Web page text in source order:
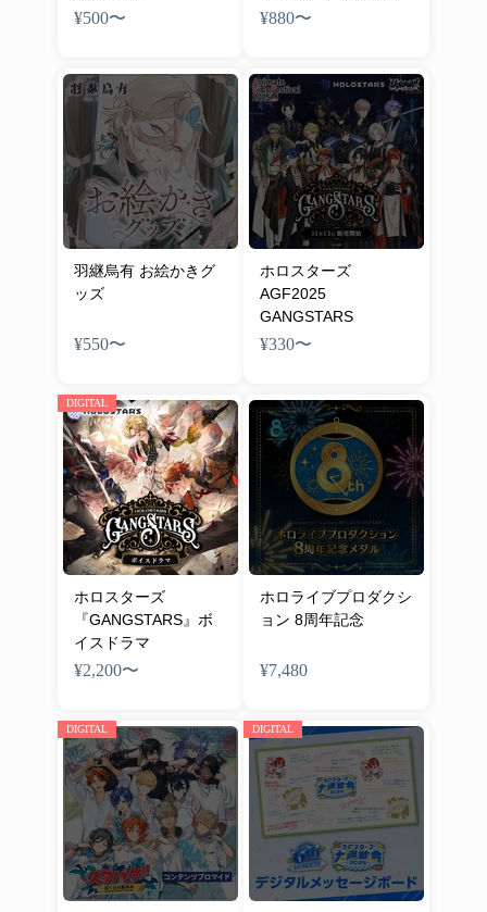
¥500〜
通販
¥880〜
羽継烏有 お絵かきグ
ッズ
¥550〜
ホロスターズ
AGF2025
GANGSTARS
¥330〜
ホロスターズ
『GANGSTARS』ボ
イスドラマ
¥2,200〜
DIGITAL
ホロライブプロダクシ
ョン 8周年記念
¥7,480
DIGITAL DIGITAL